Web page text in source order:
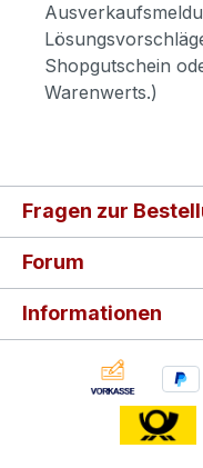
Shopgutschein
Warenwerts.)
Fragen zur
Forum
Informationen